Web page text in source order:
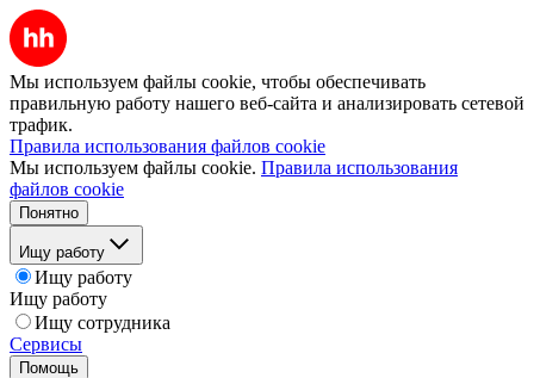
Мы используем файлы cookie, чтобы обеспечивать
правильную работу нашего веб-сайта и анализировать сетевой
трафик.
Правила использования файлов cookie
Мы используем файлы cookie. Правила использования
файлов cookie
Понятно
Ищу работу
Ищу работу
Ищу работу
Ищу сотрудника
Сервисы
Помощь